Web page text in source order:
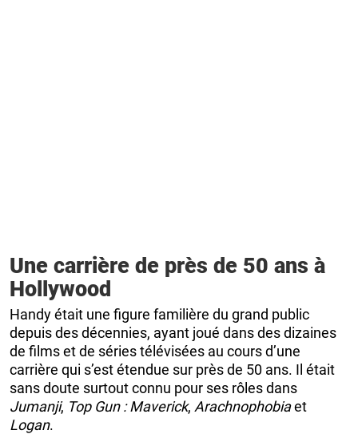
Une carrière de près de 50 ans à
Hollywood
Handy était une figure familière du grand public
depuis des décennies, ayant joué dans des dizaines
de films et de séries télévisées au cours d’une
carrière qui s’est étendue sur près de 50 ans. Il était
sans doute surtout connu pour ses rôles dans
Jumanji, Top Gun : Maverick, Arachnophobiaet
Logan.